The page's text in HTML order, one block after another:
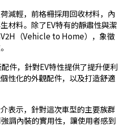
減輕，前格柵採用回收材料，內
材料。除了EV特有的靜肅性與潔
（Vehicle to Home），象徵
件，針對EV特性提供了提升便利
性化的外觀配件，以及打造舒適
表示，針對這次車型的主要族群
調內裝的實用性，讓使用者感到